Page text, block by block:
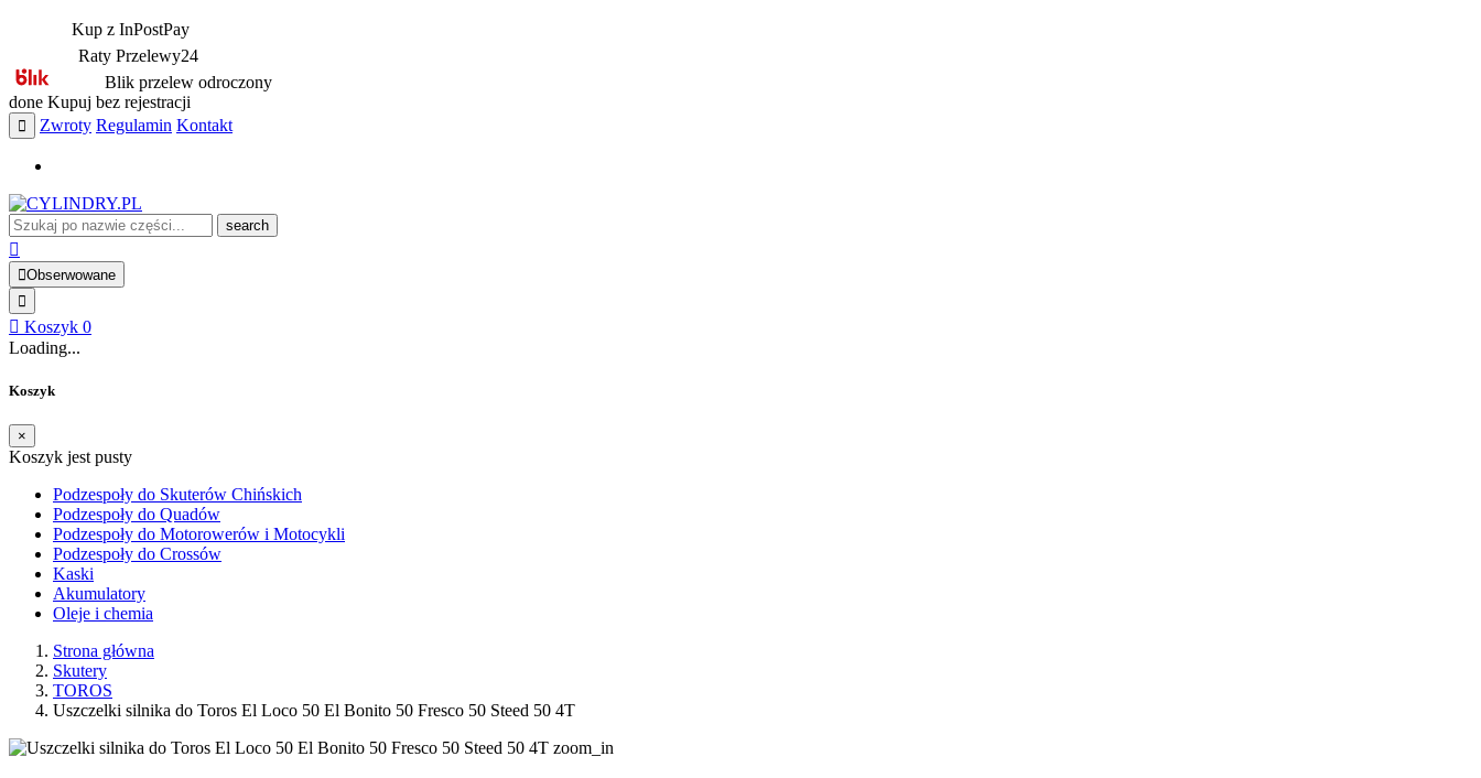
Kup z InPostPay
Raty Przelewy24
Blik przelew odroczony
done Kupuj bez rejestracji
Zwroty Regulamin Kontakt
search
Obserwowane
Koszyk 0
Loading...
Koszyk
×
Koszyk jest pusty
Podzespoły do Skuterów Chińskich
Podzespoły do Quadów
Podzespoły do Motorowerów i Motocykli
Podzespoły do Crossów
Kaski
Akumulatory
Oleje i chemia
Strona główna
Skutery
TOROS
Uszczelki silnika do Toros El Loco 50 El Bonito 50 Fresco 50 Steed 50 4T
zoom_in